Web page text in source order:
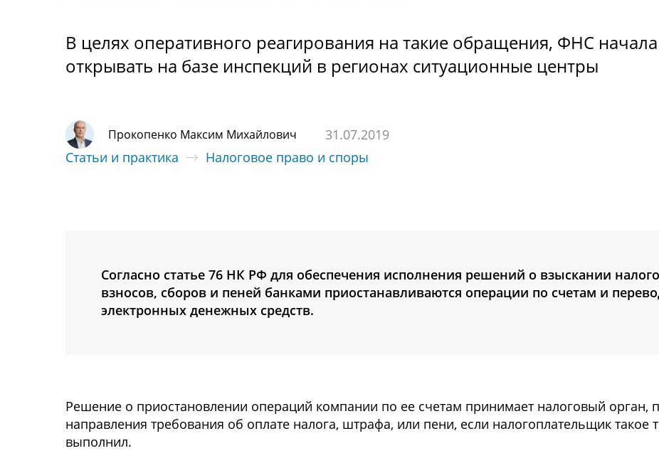
В целях оперативного реагирования на такие обращения, ФНС начала
открывать на базе инспекций в регионах ситуационные центры
Прокопенко Максим Михайлович
31.07.2019
Статьи и практика
Налоговое право и споры
Согласно статье 76 НК РФ для обеспечения исполнения решений о взыскании
взносов, сборов и пеней банками приостанавливаются операции по счетам и
электронных денежных средств.
Решение о приостановлении операций компании по ее счетам принимает налоговый орган,
направления требования об оплате налога, штрафа, или пени, если налогоплательщик такое
выполнил.